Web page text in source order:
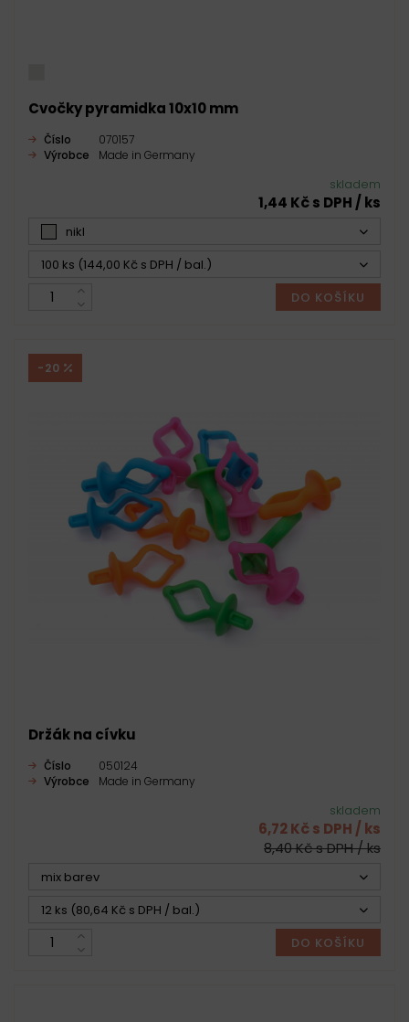
Cvočky pyramidka 10x10 mm
Číslo
070157
Výrobce
Made in Germany
skladem
1,44 Kč s DPH / ks
nikl
100 ks (144,00 Kč s DPH / bal.)
DO KOŠÍKU
-20
Držák na cívku
Číslo
050124
Výrobce
Made in Germany
skladem
6,72 Kč s DPH / ks
8,40 Kč s DPH / ks
mix barev
12 ks (80,64 Kč s DPH / bal.)
DO KOŠÍKU